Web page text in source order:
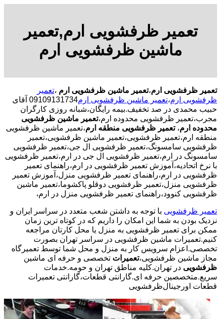
تعمیر ظرفشویی ارم,تعمیر
ماشین ظرفشویی ارم
تعمیر ظرفشویی ارم،تعمیر ماشین ظرفشویی ارم ،تعمیر
ظرفشویی ارم،تعمیر ماشین ظرفشویی ارم
09109131734 آقای
حبیب محمدی در صد تخفیف.بیمه رایگان،شبانه روزی کارگران
مجرب،تعمیر ظرفشویی محدوده ارم،تعمیر ماشین ظرفشویی
محدوده ارم، تعمیر ظرفشویی منطقه ارم،تعمیر ماشین ظرفشویی
منطقه ارم،تعمیر ظرفشویی،تعمیر ماشین ظرفشویی،تعمیر
ظرفشویی سامسونگ،تعمیر ظرفشویی ال جی،تعمیر ظرفشویی
سامسونگ در ارم،تعمیر ظرفشویی ال جی در ارم،تعمیر ظرفشویی
با نرخ اتحادیه،آموزش تعمیر ظرفشویی در ارم،راهنمای تعمیر
ظرفشویی در ارم،راهنمای تعمیر ظرفشویی منزل،آموزش تعمیر
ظرفشویی منزل،تعمیر ظرفشویی دوقلو پاکشوما،تعمیر ماشین
ظرفشویی کنوود،راهنمای تعمیر ظرفشویی منزل در ارم،
تعمیر ظرفشویی با توجه به داشتن شعب متعدد در سراسر ایران و
نزدیک بودن به شما این امکان را داریم که در کوتاه ترین زمان
ممکن برای تعمیر ظرفشویی به منزل یا محل کارتان مراجعه
کنیم.تعمیرات ماشین ظرفشویی در سراسر تهران بصورت
تخصصی.اعزام سرویس کار به منزل و محل شما توسط تعمیرگاه
مجاز ماشین ظرفشویی،تعمیرات تخصصی و حرفه ای ماشین
ظرفشویی در تهران.کلیه مناطق تهران و حومه.خدمات
سریع.متخصصین حرفه ای.گارانتی قطعات،گارانتی تعمیرات
قطعات اورجینالظرفشویی